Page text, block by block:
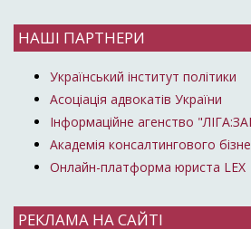
НАШІ ПАРТНЕРИ
Український інститут політики
Асоціація адвокатів України
Інформаційне агенство
Академія консалтингового
Онлайн-платформа юриста LEX
РЕКЛАМА НА САЙТІ